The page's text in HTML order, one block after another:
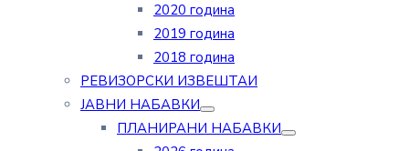
2020 година
2019 година
2018 година
РЕВИЗОРСКИ ИЗВЕШТАИ
ЈАВНИ НАБАВКИ
ПЛАНИРАНИ НАБАВКИ